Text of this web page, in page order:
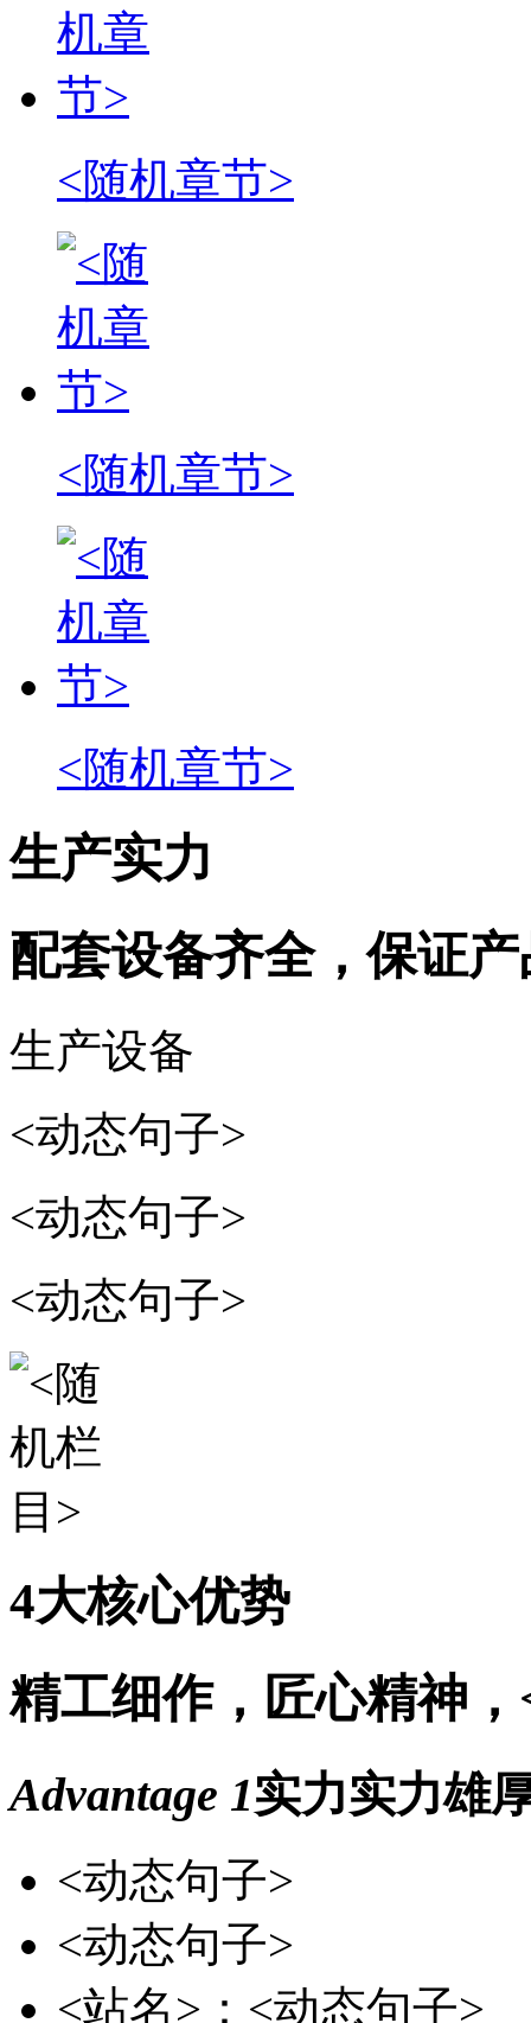
<随机章节>
<随机章节>
<随机章节>
生产实力
配套设备齐全，保证
生产设备
<动态句子>
<动态句子>
<动态句子>
4大核心优势
精工细作，匠心精神
Advantage 1实力实力雄
<动态句子>
<动态句子>
<站名>：<动态句子>